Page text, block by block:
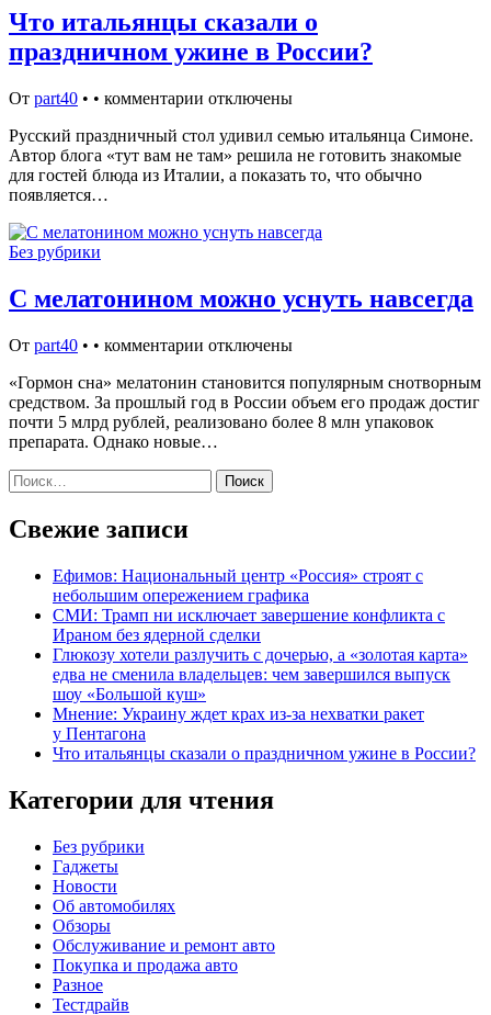
Что итальянцы сказали о
праздничном ужине в России?
От part40 • • комментарии отключены
Русский праздничный стол удивил семью итальянца Симоне.
Автор блога «тут вам не там» решила не готовить знакомые
для гостей блюда из Италии, а показать то, что обычно
появляется…
Без рубрики
С мелатонином можно уснуть навсегда
От part40 • • комментарии отключены
«Гормон сна» мелатонин становится популярным снотворным
средством. За прошлый год в России объем его продаж достиг
почти 5 млрд рублей, реализовано более 8 млн упаковок
препарата. Однако новые…
Найти:
Свежие записи
Ефимов: Национальный центр «Россия» строят с
небольшим опережением графика
СМИ: Трамп ни исключает завершение конфликта с
Ираном без ядерной сделки
Глюкозу хотели разлучить с дочерью, а «золотая карта»
едва не сменила владельцев: чем завершился выпуск
шоу «Большой куш»
Мнение: Украину ждет крах из-за нехватки ракет
у Пентагона
Что итальянцы сказали о праздничном ужине в России?
Категории для чтения
Без рубрики
Гаджеты
Новости
Об автомобилях
Обзоры
Обслуживание и ремонт авто
Покупка и продажа авто
Разное
Тестдрайв